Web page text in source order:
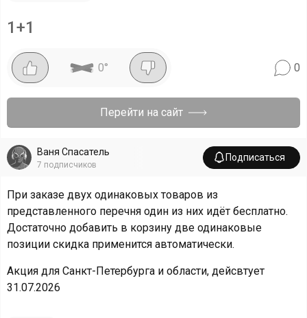
1+1
0° 0
Перейти на сайт
Ваня Спасатель
7 подписчиков
Подписаться
При заказе двух одинаковых товаров из
представленного перечня один из них идёт бесплатно.
Достаточно добавить в корзину две одинаковые
позиции скидка применится автоматически.
Акция для Санкт-Петербурга и области, дейсвтует
31.07.2026